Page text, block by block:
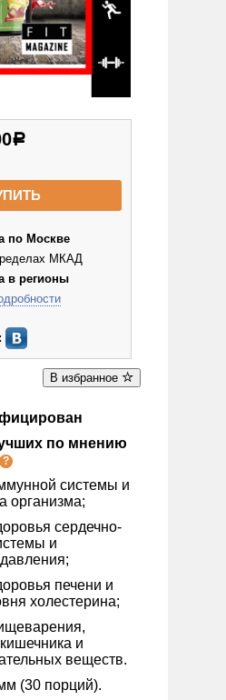
Р
по Москве
МКАД
в регионы
В избранное
по мнению
системы и
организма;
сердечно-
и
печени и
холестерина;
и
веществ.
(30 порций).